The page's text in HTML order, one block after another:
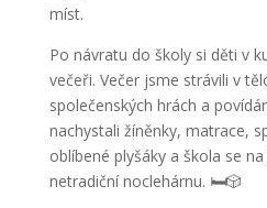
míst.
Po návratu do školy si děti v
večeři. Večer jsme strávili v
společenských hrách a
nachystali žíněnky, matrace,
oblíbené plyšáky a škola se
netradiční noclehárnu. 🛏️🎲